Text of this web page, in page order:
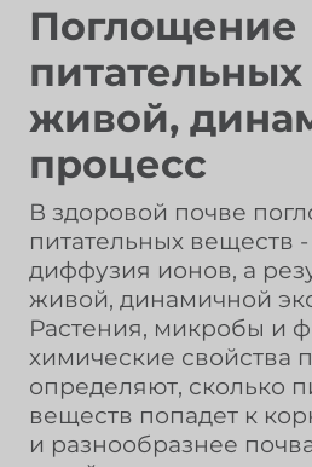
Поглощение
живой,
процесс
В здоровой почве
питательных веществ
диффузия ионов, а
живой, динамичной
Растения, микробы и
химические свойства
определяют, сколько
веществ попадет к
и разнообразнее